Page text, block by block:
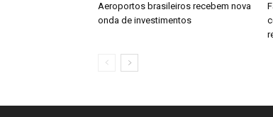
Aeroportos brasileiros recebem nova
onda de investimentos